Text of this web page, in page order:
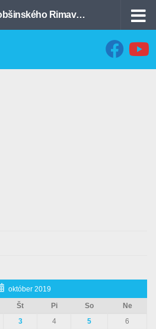
Základná škola Pavla Dobšinského Rimavská Sobota
október 2019
Št Pi So
Ne
3 4 5
6